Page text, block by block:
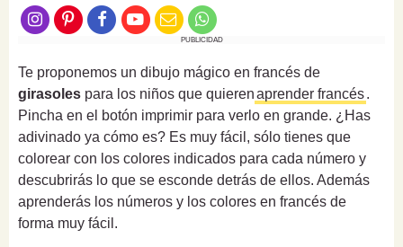
PUBLICIDAD
Te proponemos un dibujo mágico en francés de
girasoles para los niños que quierenaprender francés.
Pincha en el botón imprimir para verlo en grande. ¿Has
adivinado ya cómo es? Es muy fácil, sólo tienes que
colorear con los colores indicados para cada número y
descubrirás lo que se esconde detrás de ellos. Además
aprenderás los números y los colores en francés de
forma muy fácil.